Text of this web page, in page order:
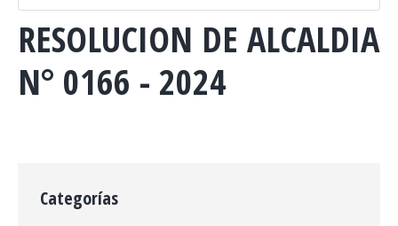
RESOLUCION DE ALCALDIA
N° 0166 - 2024
Categorías